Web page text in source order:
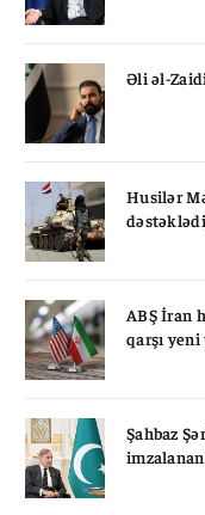
Əli əl-
Husilər
ABŞ İran
qarşı
Şahbaz